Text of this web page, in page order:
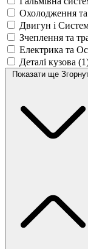
Охолодження
Двигун і
Зчеплення та
Електрика та
Деталі кузова
Показати ще